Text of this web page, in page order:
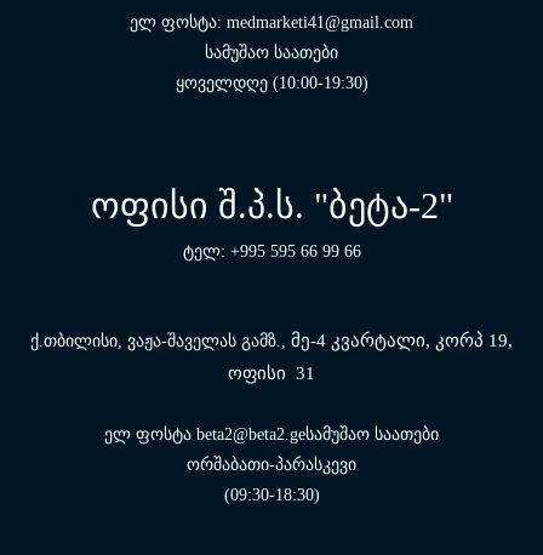
ელ ფოსტა: medmarketi41@gmail.com
სამუშაო საათები
ყოველდღე (10:00-19:30)
ოფისი შ.პ.ს. "ბეტა-2"
ტელ: +995 595 66 99 66
ქ.თბილისი, ვაჟა-შაველას გამზ., მე-4 კვარტალი, კორპ 19,
ოფისი 31
ელ ფოსტა beta2@beta2.geსამუშაო საათები
ორშაბათი-პარასკევი
(09:30-18:30)